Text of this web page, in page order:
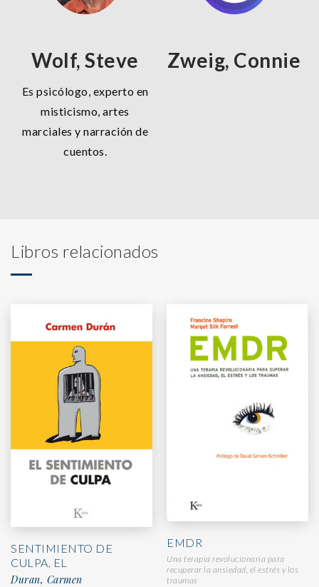
Wolf, Steve
Es psicólogo, experto en
misticismo, artes
marciales y narración de
cuentos.
Zweig, Connie
Libros relacionados
SENTIMIENTO DE
CULPA, EL
Duran, Carmen
EMDR
Una terapia revolucionaria para
recuperar la ansiedad, el estrés y los
traumas